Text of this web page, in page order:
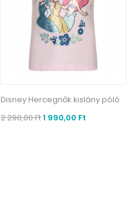
Disney Hercegnők kislány póló
2 290,00 Ft1 990,00 Ft